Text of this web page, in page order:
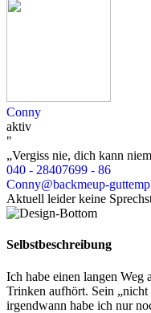
Conny
aktiv
"
„Vergiss nie, dich kann
040 - 28407699 - 86
Conny@backmeup-
Aktuell leider keine
Selbstbeschreibung
Ich habe einen langen Weg
Trinken aufhört. Sein
irgendwann habe ich nur